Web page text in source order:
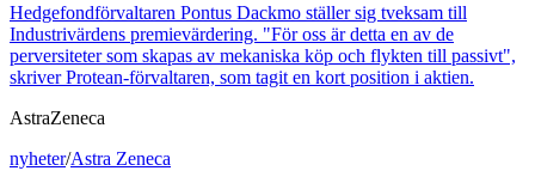
Hedgefondförvaltaren Pontus Dackmo ställer sig tveksam till
Industrivärdens premievärdering. "För oss är detta en av de
perversiteter som skapas av mekaniska köp och flykten till passivt",
skriver Protean-förvaltaren, som tagit en kort position i aktien.
AstraZeneca
nyheter/Astra Zeneca